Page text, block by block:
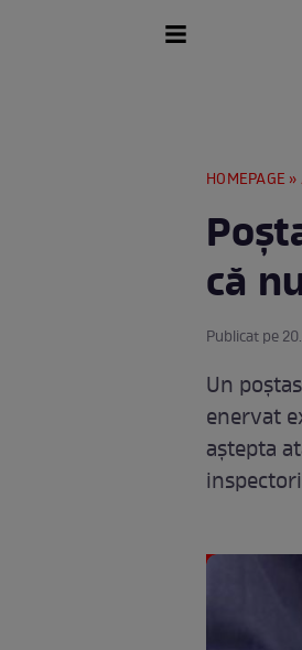
HOMEPAGE »
că
Publicat pe
Un
enervat
aştepta